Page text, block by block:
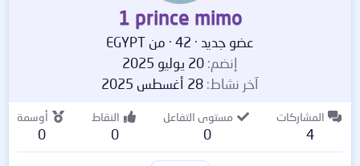
1 prince mimo
عضو جديد ·
· من EGYPT
إنضم 20 يوليو 2025
آخر نشاط 28 أغسطس 2025
المشاركات
4
مستوى التفاعل
0
النقاط
0
أوسمة
0